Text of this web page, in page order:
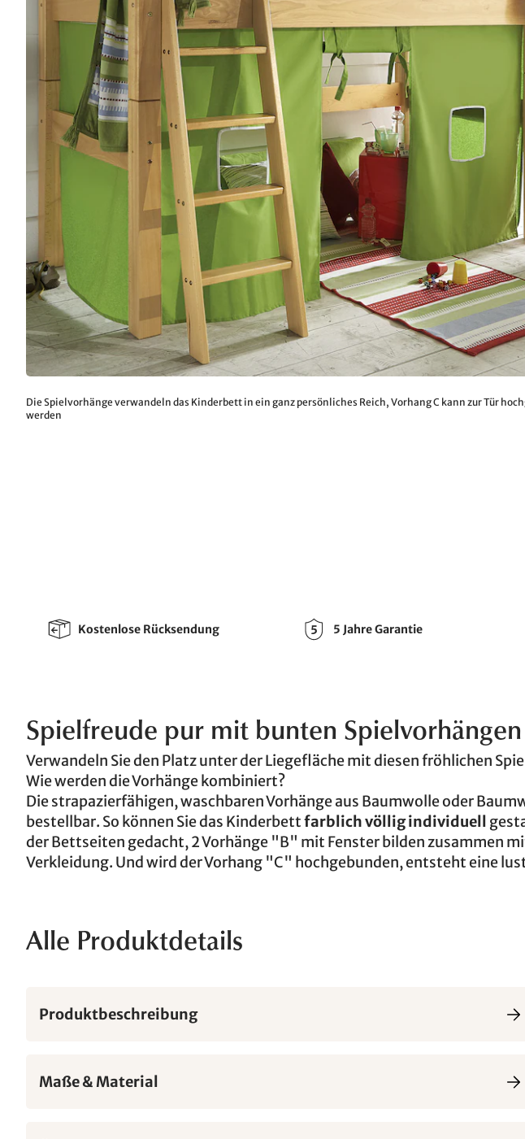
Die Spielvorhänge verwandeln das Kinderbett in ein ganz persönliches Reich, Vorhang C kann zur Tür
werden
Kostenlose Rücksendung 5 Jahre Garantie
Spielfreude pur mit bunten Spielvorhängen
Verwandeln Sie den Platz unter der Liegefläche mit diesen fröhlichen
Wie werden die Vorhänge kombiniert?
Die strapazierfähigen, waschbaren Vorhänge aus Baumwolle oder
bestellbar. So können Sie das Kinderbettfarblich völlig individuell
der Bettseiten gedacht, 2 Vorhänge "B" mit Fenster bilden zusammen
Verkleidung. Und wird der Vorhang "C" hochgebunden, entsteht eine
Alle Produktdetails
Produktbeschreibung
Maße & Material